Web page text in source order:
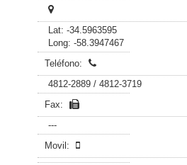
Lat: -34.5963595
Long: -58.3947467
Teléfono:
4812-2889 / 4812-3719
Fax:
---
Movil: